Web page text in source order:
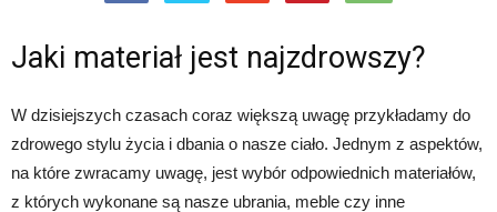
Jaki materiał jest najzdrowszy?
W dzisiejszych czasach coraz większą uwagę przykładamy do
zdrowego stylu życia i dbania o nasze ciało. Jednym z aspektów,
na które zwracamy uwagę, jest wybór odpowiednich materiałów,
z których wykonane są nasze ubrania, meble czy inne